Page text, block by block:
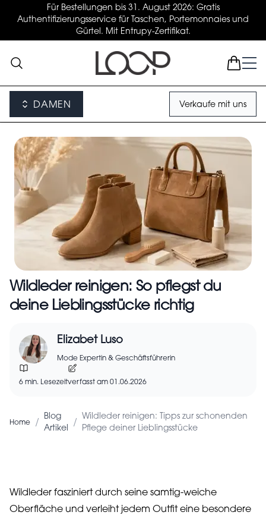
Für Bestellungen bis 31. August 2026: Gratis
Authentifizierungsservice für Taschen, Portemonnaies und
Gürtel. Mit Entrupy-Zertifikat.
DAMEN Verkaufe mit uns
Wildleder reinigen: So pflegst du
deine Lieblingsstücke richtig
Elizabet Luso
Mode Expertin & Geschäftsführerin
6 min. Lesezeitverfasst am 01.06.2026
Home /
Blog
Artikel
/
Wildleder reinigen: Tipps zur schonenden
Pflege deiner Lieblingsstücke
Wildleder fasziniert durch seine samtig-weiche
Oberfläche und verleiht jedem Outfit eine besondere